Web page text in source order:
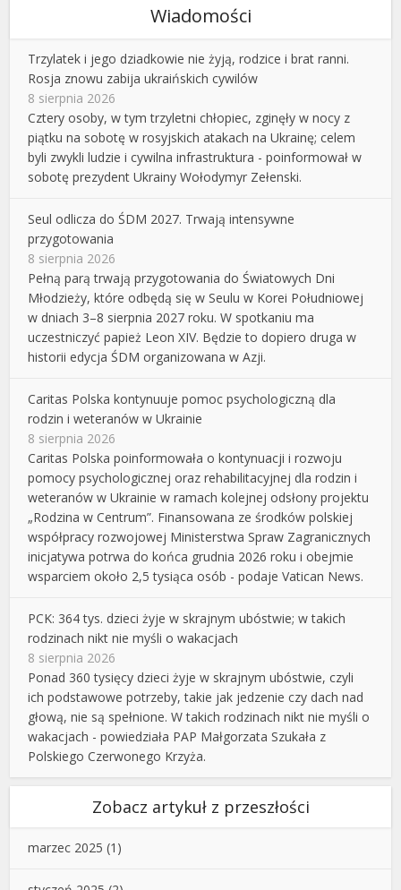
Wiadomości
Trzylatek i jego dziadkowie nie żyją, rodzice i brat ranni.
Rosja znowu zabija ukraińskich cywilów
8 sierpnia 2026
Cztery osoby, w tym trzyletni chłopiec, zginęły w nocy z
piątku na sobotę w rosyjskich atakach na Ukrainę; celem
byli zwykli ludzie i cywilna infrastruktura - poinformował w
sobotę prezydent Ukrainy Wołodymyr Zełenski.
Seul odlicza do ŚDM 2027. Trwają intensywne
przygotowania
8 sierpnia 2026
Pełną parą trwają przygotowania do Światowych Dni
Młodzieży, które odbędą się w Seulu w Korei Południowej
w dniach 3–8 sierpnia 2027 roku. W spotkaniu ma
uczestniczyć papież Leon XIV. Będzie to dopiero druga w
historii edycja ŚDM organizowana w Azji.
Caritas Polska kontynuuje pomoc psychologiczną dla
rodzin i weteranów w Ukrainie
8 sierpnia 2026
Caritas Polska poinformowała o kontynuacji i rozwoju
pomocy psychologicznej oraz rehabilitacyjnej dla rodzin i
weteranów w Ukrainie w ramach kolejnej odsłony projektu
„Rodzina w Centrum”. Finansowana ze środków polskiej
współpracy rozwojowej Ministerstwa Spraw Zagranicznych
inicjatywa potrwa do końca grudnia 2026 roku i obejmie
wsparciem około 2,5 tysiąca osób - podaje Vatican News.
PCK: 364 tys. dzieci żyje w skrajnym ubóstwie; w takich
rodzinach nikt nie myśli o wakacjach
8 sierpnia 2026
Ponad 360 tysięcy dzieci żyje w skrajnym ubóstwie, czyli
ich podstawowe potrzeby, takie jak jedzenie czy dach nad
głową, nie są spełnione. W takich rodzinach nikt nie myśli o
wakacjach - powiedziała PAP Małgorzata Szukała z
Polskiego Czerwonego Krzyża.
Zobacz artykuł z przeszłości
marzec 2025 (1)